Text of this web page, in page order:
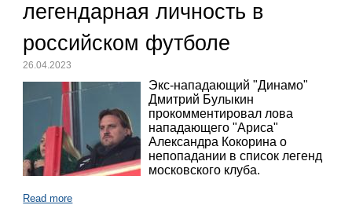
легендарная личность в
российском футболе
26.04.2023
Экс-нападающий "Динамо"
Дмитрий Булыкин
прокомментировал лова
нападающего "Ариса"
Александра Кокорина о
непопадании в список легенд
московского клуба.
Read more